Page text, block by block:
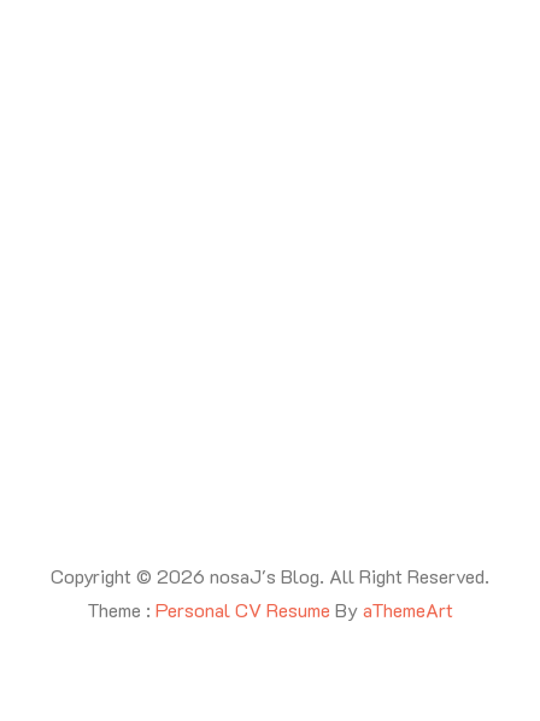
Copyright © 2026 nosaJ's Blog. All Right Reserved.
Theme : Personal CV Resume ByaThemeArt